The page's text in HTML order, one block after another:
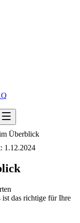
Überblick
1.12.2024
das richtige für Ihre